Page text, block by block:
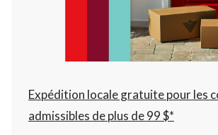
à
06:00
cliquer
pour
changer
Expédition locale gratuite pour les
admissibles de plus de 99 $*